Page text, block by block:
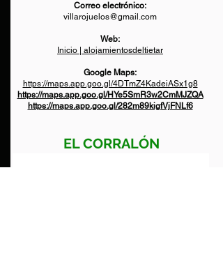
Correo electrónico:
villarojuelos@gmail.com
Web:
Inicio | alojamientosdeltietar
Google Maps:
https://maps.app.goo.gl/4DTmZ4KadeiASx1g8
https://maps.app.goo.gl/HYe5SmR3w2CmMJZQA
https://maps.app.goo.gl/282m89kigfVjFNLf6
EL CORRALÓN